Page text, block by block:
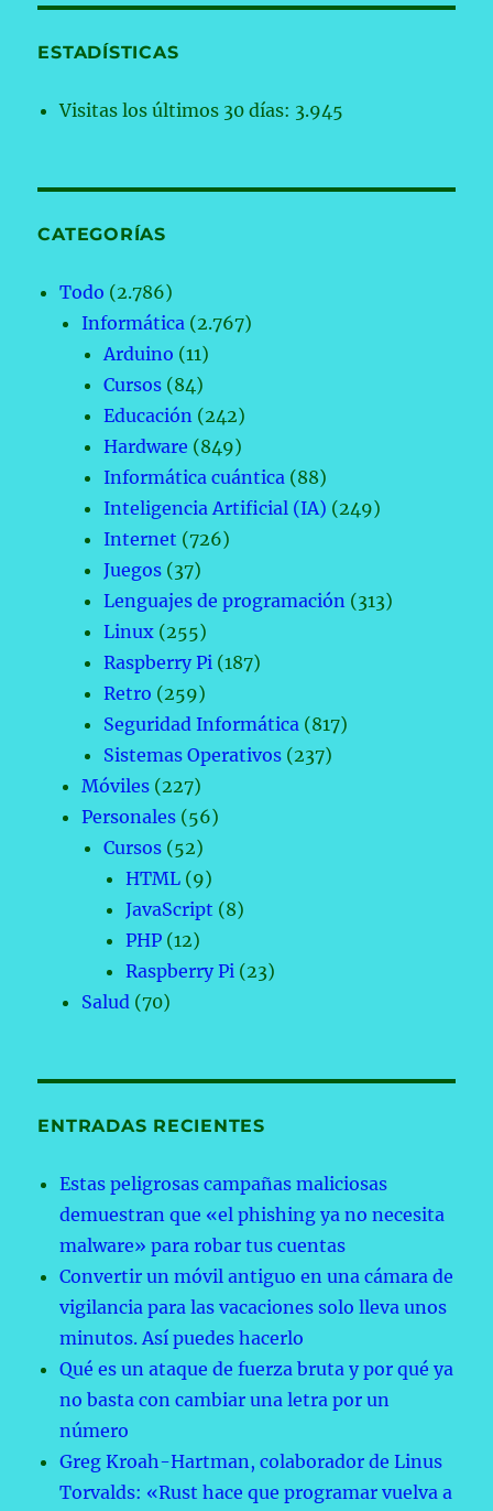
ESTADÍSTICAS
Visitas los últimos 30 días: 3.945
CATEGORÍAS
Todo (2.786)
Informática (2.767)
Arduino (11)
Cursos (84)
Educación (242)
Hardware (849)
Informática cuántica (88)
Inteligencia Artificial (IA) (249)
Internet (726)
Juegos (37)
Lenguajes de programación (313)
Linux (255)
Raspberry Pi (187)
Retro (259)
Seguridad Informática (817)
Sistemas Operativos (237)
Móviles (227)
Personales (56)
Cursos (52)
HTML (9)
JavaScript (8)
PHP (12)
Raspberry Pi (23)
Salud (70)
ENTRADAS RECIENTES
Estas peligrosas campañas maliciosas
demuestran que «el phishing ya no necesita
malware» para robar tus cuentas
Convertir un móvil antiguo en una cámara de
vigilancia para las vacaciones solo lleva unos
minutos. Así puedes hacerlo
Qué es un ataque de fuerza bruta y por qué ya
no basta con cambiar una letra por un
número
Greg Kroah-Hartman, colaborador de Linus
Torvalds: «Rust hace que programar vuelva a